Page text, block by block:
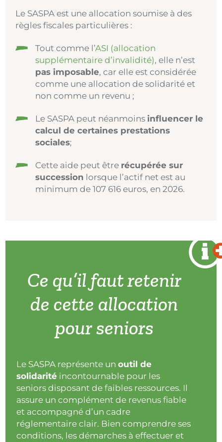
Le SASPA est une allocation soumise à des
règles fiscales particulières :
Tout comme l’ASI (allocation
supplémentaire d’invalidité), elle n’est
pas imposable, car elle est considérée
comme une allocation de solidarité et
non comme un revenu ;
Le SASPA peut néanmoins influencer le
calcul de certaines prestations
sociales;
Cette aide peut être récupérée sur
succession lorsque l’actif net est au
minimum de 107 616 euros, en 2026.
Ce qu’il faut retenir
de cette allocation
pour seniors
Le SASPA représente unoutil de
solidarité incontournable pour les
seniors disposant de faibles ressources. Il
assure un complément de revenus fiable
et accompagné d’un cadre
réglementaire clair. Bien comprendre ses
conditions, les démarches à effectuer et